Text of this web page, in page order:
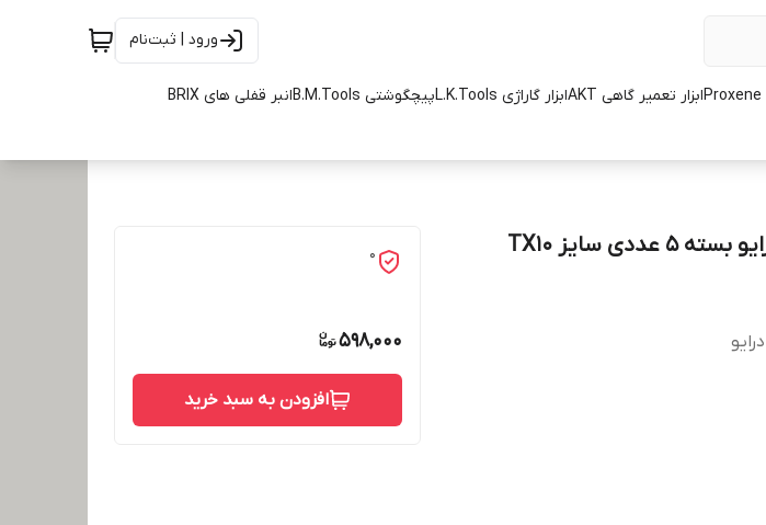
ورود | ثبت‌نام
ابزار تعمیر گاهی AKT ابزار گاراژی L.K.Tools پیچگوشتی B.M.Tools
انبر قفلی های BRIX
0
598,000
افزودن به سبد خرید